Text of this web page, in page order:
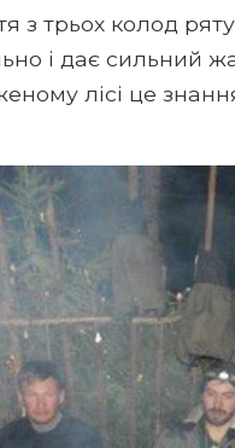
з трьох колод
і дає сильний
лісі це